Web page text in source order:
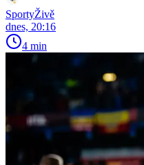
SportyŽivě
dnes, 20:16
4 min